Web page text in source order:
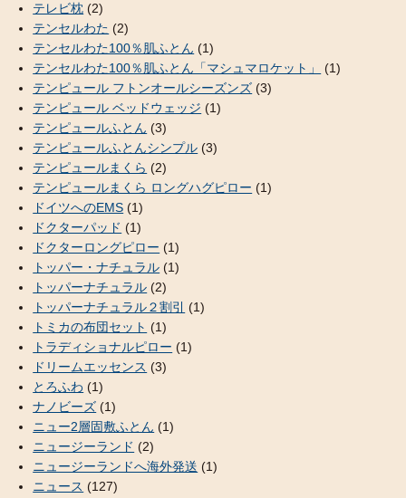
テレビ枕 (2)
テンセルわた (2)
テンセルわた100％肌ふとん (1)
テンセルわた100％肌ふとん「マシュマロケット」
(1)
テンピュール フトンオールシーズンズ (3)
テンピュール ベッドウェッジ (1)
テンピュールふとん (3)
テンピュールふとんシンプル (3)
テンピュールまくら (2)
テンピュールまくら ロングハグピロー (1)
ドイツへのEMS (1)
ドクターパッド (1)
ドクターロングピロー (1)
トッパー・ナチュラル (1)
トッパーナチュラル (2)
トッパーナチュラル２割引
(1)
トミカの布団セット (1)
トラディショナルピロー (1)
ドリームエッセンス (3)
とろふわ (1)
ナノビーズ (1)
ニュー2層固敷ふとん (1)
ニュージーランド (2)
ニュージーランドへ海外発送 (1)
ニュース (127)